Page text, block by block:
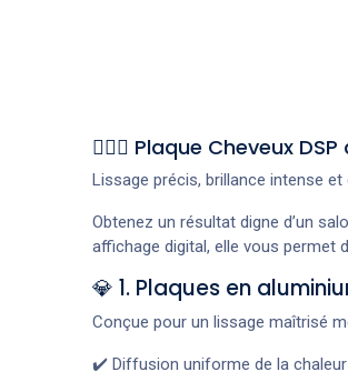
💇‍♀️✨ Plaque Cheveux
Lissage précis, brillance intense
Obtenez un résultat digne d’un
affichage digital, elle vous permet
💎 1. Plaques en
Conçue pour un lissage maîtrisé
✔️ Diffusion uniforme de la chaleur